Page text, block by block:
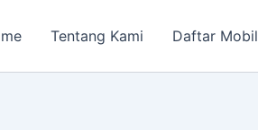
Tentang Kami Daftar Mobil